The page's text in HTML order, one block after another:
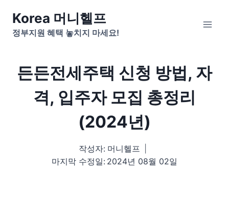
content
Korea 머니헬프
정부지원 혜택 놓치지 마세요!
든든전세주택 신청 방법, 자
격, 입주자 모집 총정리
(2024년)
작성자: 머니헬프
마지막 수정일: 2024년 08월 02일